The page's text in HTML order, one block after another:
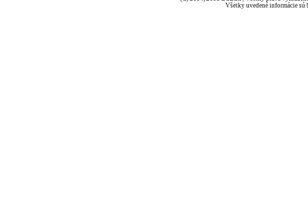
Všetky uvedené informácie sú